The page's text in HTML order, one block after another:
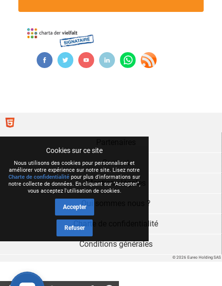
Cookies sur ce site
Nous utilisons des cookies pour personnaliser et
améliorer votre expérience sur notre site. Lisez notre
Charte de confidentialité pour plus d'informations sur
notre collecte de données. En cliquant sur "Accepter",
vous acceptez l'utilisation de cookies.
Accepter
Refuser
© 2026 Eureo Holding SAS
Contact
Mentions légales
Qui sommes nous ?
Charte de confidentialité
Conditions générales